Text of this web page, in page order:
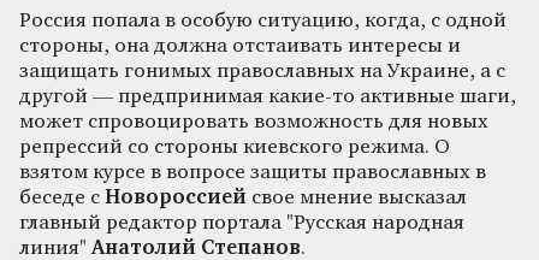
Россия попала в особую ситуацию, когда, с одной
стороны, она должна отстаивать интересы и
защищать гонимых православных на Украине, а с
другой — предпринимая какие-то активные шаги,
может спровоцировать возможность для новых
репрессий со стороны киевского режима. О
взятом курсе в вопросе защиты православных в
беседе с Новороссией свое мнение высказал
главный редактор портала "Русская народная
линия"Анатолий Степанов.